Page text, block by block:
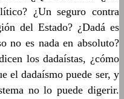
¿Un seguro contra
del Estado? ¿Dadá es
no es nada en absoluto?
los dadaístas, ¿cómo
el dadaísmo puede ser, y
no lo puede digerir.